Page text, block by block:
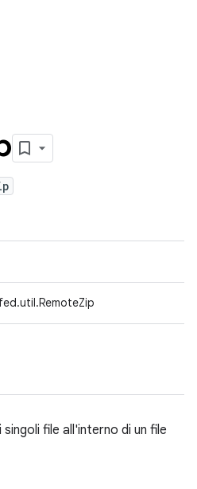
file all'interno di un file